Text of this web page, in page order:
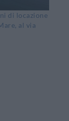
di locazione
al via